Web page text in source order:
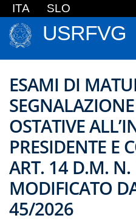
ITA SLO
USRFVG
ESAMI DI
OSTATIVE
PRESIDENTE E
ART. 14 D.M.
MODIFICATO
45/2026